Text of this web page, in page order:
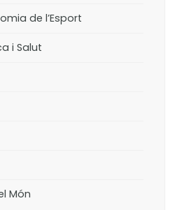
de l’Esport
i Salut
Món